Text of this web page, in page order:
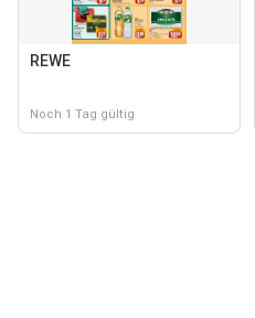
REWE
Noch 1 Tag gültig